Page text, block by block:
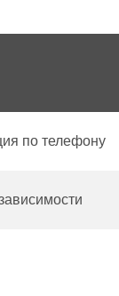
по телефону